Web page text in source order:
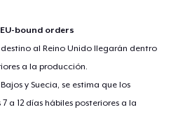
bound orders
al Reino Unido llegarán dentro
a la producción.
y Suecia, se estima que los
a 12 días hábiles posteriores a la